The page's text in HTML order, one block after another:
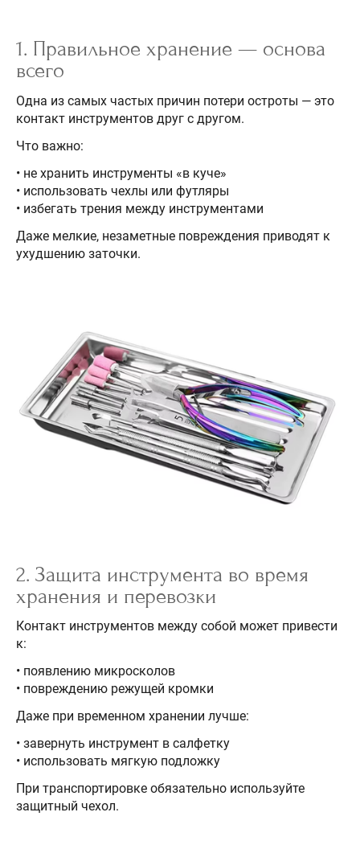
1. Правильное хранение — основа
всего
Одна из самых частых причин потери остроты — это
контакт инструментов друг с другом.
Что важно:
• не хранить инструменты «в куче»
• использовать чехлы или футляры
• избегать трения между инструментами
Даже мелкие, незаметные повреждения приводят к
ухудшению заточки.
2. Защита инструмента во время
хранения и перевозки
Контакт инструментов между собой может привести
к:
• появлению микросколов
• повреждению режущей кромки
Даже при временном хранении лучше:
• завернуть инструмент в салфетку
• использовать мягкую подложку
При транспортировке обязательно используйте
защитный чехол.